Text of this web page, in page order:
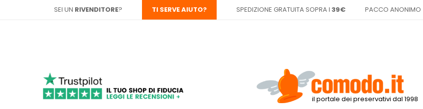
SEI UN RIVENDITORE? TI SERVE AIUTO? SPEDIZIONE GRATUITA SOPRA I 39€ PACCO ANONIMO
il portale dei preservativi dal 1998